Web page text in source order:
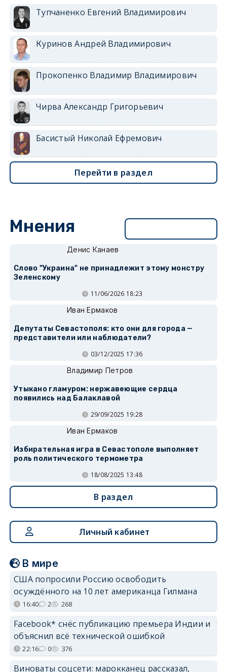
Тупчаненко Евгений Владимирович
Куринов Андрей Владимирович
Прокопенко Владимир Владимирович
Чирва Александр Григорьевич
Басистый Николай Ефремович
Перейти в раздел
Мнения
Денис Канаев
Слово "Украина" не принадлежит этому монстру
Зеленскому
11/06/2026 18:23
Иван Ермаков
Депутаты Севастополя: кто они для города —
представители или наблюдатели?
03/12/2025 17:36
Владимир Петров
Утыкано гламуром: нержавеющие сердца
появились над Балаклавой
29/09/2025 19:28
Иван Ермаков
Избирательная игра в Севастополе выполняет
роль политического термометра
18/08/2025 13:48
В раздел
Личный кабинет
В мире
США попросили Россию освободить
осуждённого на 10 лет американца Гилмана
16:40 2 268
Facebook* снёс публикацию премьера Индии и
объяснил всё технической ошибкой
22:16 0 376
Виноваты соцсети: марокканец рассказал,